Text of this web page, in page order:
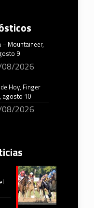
– Mountaineer,
9
2026
Hoy, Finger
agosto 10
2026